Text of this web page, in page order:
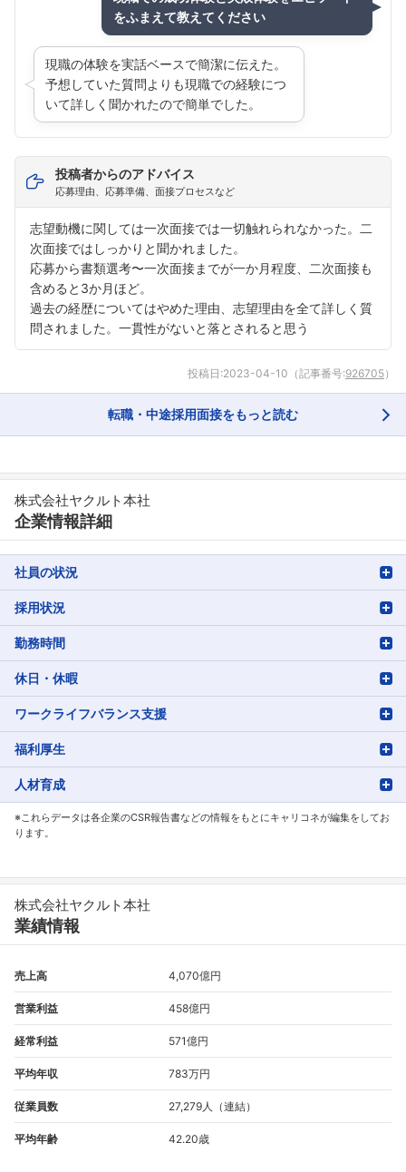
こちらの企業もフォローしませんか？
をふまえて教えてください
現職の体験を実話ベースで簡潔に伝えた。
予想していた質問よりも現職での経験につ
いて詳しく聞かれたので簡単でした。
投稿者からのアドバイス
応募理由、応募準備、面接プロセスなど
志望動機に関しては一次面接では一切触れられなかった。二
次面接ではしっかりと聞かれました。
応募から書類選考〜一次面接までが一か月程度、二次面接も
含めると3か月ほど。
過去の経歴についてはやめた理由、志望理由を全て詳しく質
問されました。一貫性がないと落とされると思う
投稿日:2023-04-10 （記事番号:926705）
転職・中途採用面接をもっと読む
株式会社ヤクルト本社
企業情報詳細
社員の状況
採用状況
勤務時間
休日・休暇
ワークライフバランス支援
福利厚生
人材育成
※これらデータは各企業のCSR報告書などの情報をもとにキャリコネが編集をしてお
ります。
株式会社ヤクルト本社
業績情報
売上高 4,070億円
営業利益 458億円
経常利益 571億円
平均年収 783万円
従業員数 27,279人（連結）
平均年齢 42.20歳